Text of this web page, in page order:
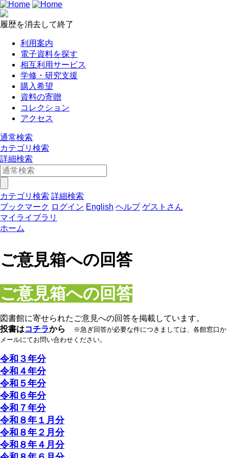
履歴を消去して終了
利用案内
電子資料を探す
相互利用サービス
学修・研究支援
購入希望
資料の寄贈
コレクション
アクセス
通常検索
カテゴリ検索
詳細検索
カテゴリ検索 詳細検索
ブックマーク ログイン English ヘルプ ゲストさん
マイライブラリ
ホーム
ご意見箱への回答
ご意見箱への回答
図書館に寄せられたご意見への回答を掲載しています。
投書はコチラから
※急ぎ回答が必要な件につきましては、各館窓口か
メールにてお問い合わせください。
令和３年分
令和４年分
令和５年分
令和６年分
令和７年分
令和８年１月分
令和８年２月分
令和８年４月分